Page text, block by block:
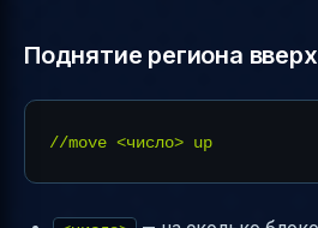
Поднятие региона вверх